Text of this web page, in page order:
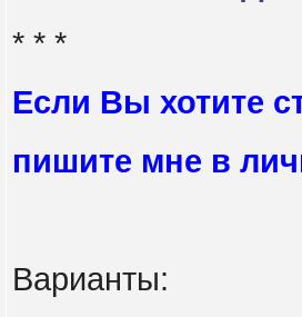
* * *
Если Вы хотите
пишите мне в
Варианты: